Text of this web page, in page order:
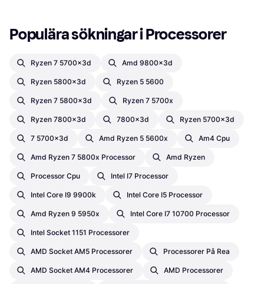
Populära sökningar i Processorer
Ryzen 7 5700x3d Amd 9800x3d
Ryzen 5800x3d Ryzen 5 5600
Ryzen 7 5800x3d Ryzen 7 5700x
Ryzen 7800x3d 7800x3d Ryzen 5700x3d
7 5700x3d Amd Ryzen 5 5600x Am4 Cpu
Amd Ryzen 7 5800x Processor Amd Ryzen
Processor Cpu Intel I7 Processor
Intel Core I9 9900k Intel Core I5 Processor
Amd Ryzen 9 5950x Intel Core I7 10700 Processor
Intel Socket 1151 Processorer
AMD Socket AM5 Processorer Processorer På Rea
AMD Socket AM4 Processorer AMD Processorer